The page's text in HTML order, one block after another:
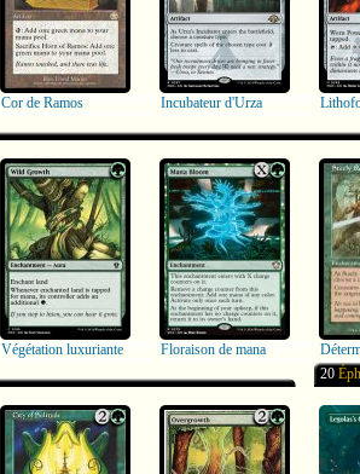
Cor de Ramos Incubateur d'Urza
Végétation luxuriante Floraison de mana
20